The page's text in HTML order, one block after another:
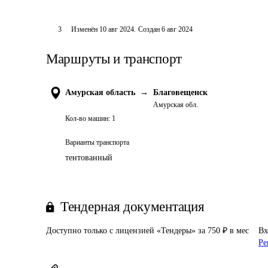
3 Изменён 10 авг 2024. Создан 6 авг 2024
Маршруты и транспорт
Амурская область → Благовещенск
Амурская обл.
Кол-во машин: 1
Варианты транспорта
тентованный
Тендерная документация
Доступно только с лицензией «Тендеры» за 750 ₽ в мес